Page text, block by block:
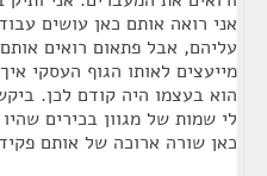
אני רואה אותם כאן עושים
עליהם, אבל פתאום רואים
מייעצים לאותו הגוף העסקי
הוא בעצמו היה קודם לכן.
לי שמות של מגוון בכירים
כאן שורה ארוכה של אותם